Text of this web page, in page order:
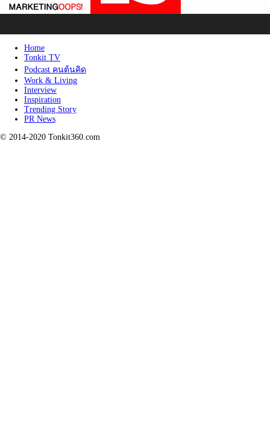
Home
Tonkit TV
Podcast คนต้นคิด
Work & Living
Interview
Inspiration
Trending Story
PR News
© 2014-2020 Tonkit360.com